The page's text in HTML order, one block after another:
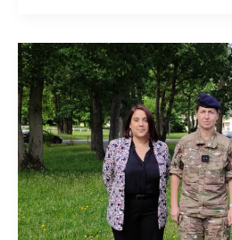
vue
des
élections
présidentielles